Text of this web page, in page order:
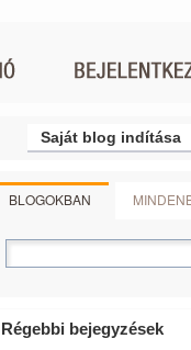
Saját blog indítása
BLOGOKBAN
Régebbi bejegyzések